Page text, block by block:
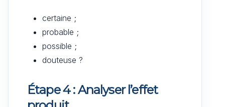
certaine ;
probable ;
possible ;
douteuse ?
Étape 4 : Analyser l’effet